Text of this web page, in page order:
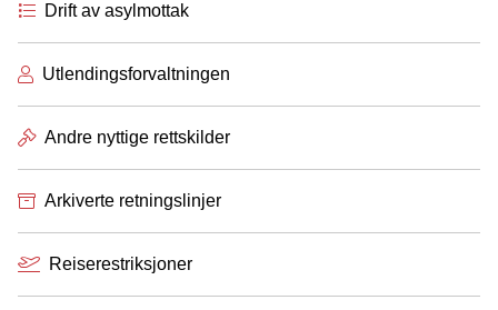
Drift av asylmottak
Utlendingsforvaltningen
Andre nyttige rettskilder
Arkiverte retningslinjer
Reiserestriksjoner